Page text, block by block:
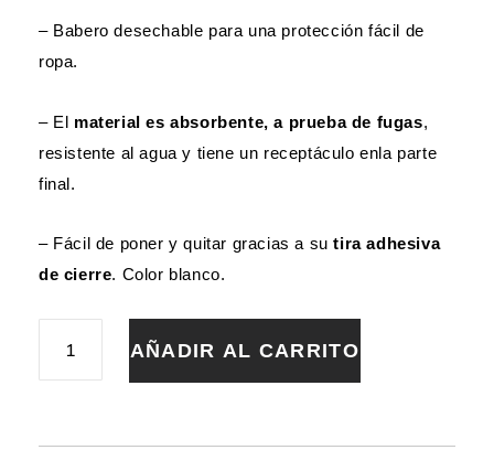
– Babero desechable para una protección fácil de
ropa.
– El material es absorbente, a prueba de fugas,
resistente al agua y tiene un receptáculo enla parte
final.
– Fácil de poner y quitar gracias a sutira adhesiva
de cierre. Color blanco.
DESECHABLE
33x45cm
AÑADIR AL CARRITO